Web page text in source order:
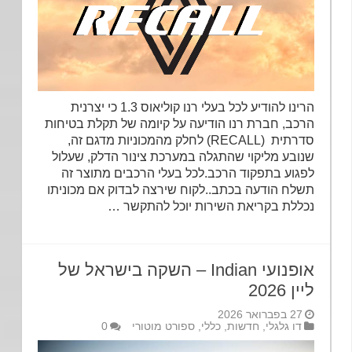
הרינו להודיע לכל בעלי רנו קוליאוס 1.3 כי יצרנית
הרכב, חברת רנו הודיעה על קיומה של תקלת בטיחות
סדרתית (RECALL) לחלק מהמכוניות מדגם זה,
שנובע מליקוי שהתגלה במערכת צינור הדלק, שעלול
לפגוע בתפקוד הרכב.לכל בעלי הרכבים מתוצר זה
תשלח הודעה בכתב..לקוח שירצה לבדוק אם מכוניתו
נכללת בקריאת השירות יוכל להתקשר …
אופנועי Indian – השקה בישראל של
ליין 2026
27 בפברואר 2026
דו גלגלי,חדשות,כללי ,ספורט מוטורי